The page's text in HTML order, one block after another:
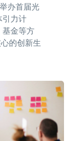
办首届光
引力计
基金等方
的创新生